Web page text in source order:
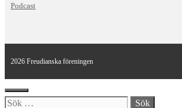
Podcast
2026 Freudianska föreningen
Stäng
Sök